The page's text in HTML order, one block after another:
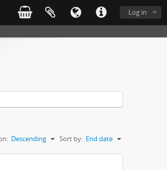
Log in
Sort by: End date
Descending